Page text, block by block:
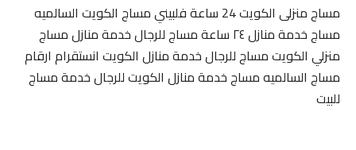
مساج منزلى الكويت 24 ساعة فلبيني مساج الكويت السالميه
مساج خدمة منازل ٢٤ ساعة مساج للرجال خدمة منازل مساج
منزلي الكويت مساج للرجال خدمة منازل الكويت انستقرام ارقام
مساج السالميه مساج خدمة منازل الكويت للرجال خدمة مساج
للبيت